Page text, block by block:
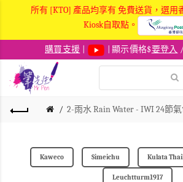
所有 [KTO] 產品均享有 免費送貨，選用
Kiosk自取點。
購買支援 | 顯示價格$要登入
2-雨水 Rain Water - IWI 24節
Kaweco Simeichu Kulata
Leuchtturm1917